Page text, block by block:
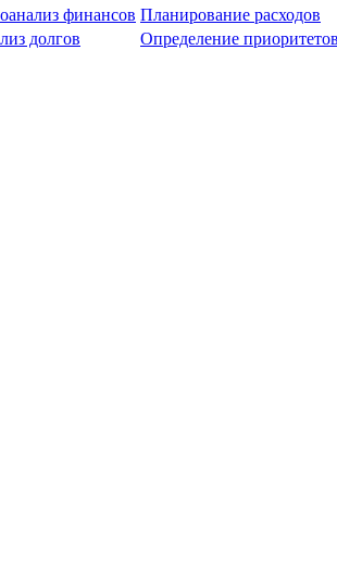
финансов Планирование расходов
долгов Определение